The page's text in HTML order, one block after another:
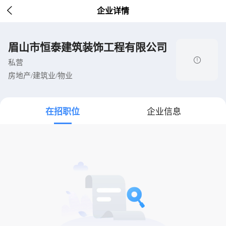
 企业详情
眉山市恒泰建筑装饰工程有限公司
私营
房地产/建筑业/物业

在招职位 企业信息